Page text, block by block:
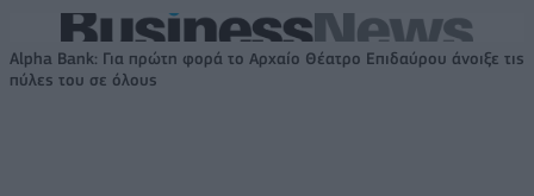
Alpha Bank: Για πρώτη φορά το Αρχαίο Θέατρο Επιδαύρου άνοιξε τις
πύλες του σε όλους